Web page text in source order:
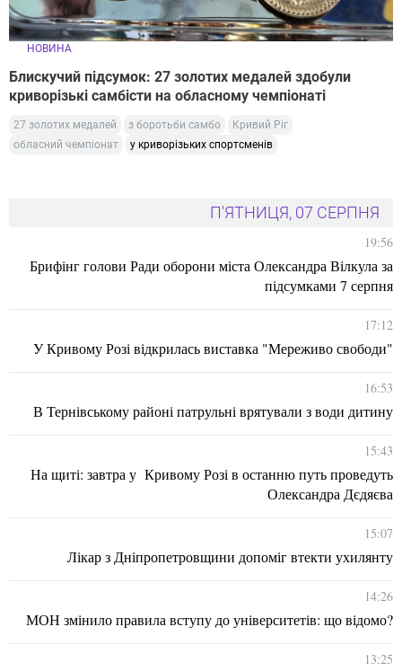
НОВИНА
Блискучий підсумок: 27 золотих медалей здобули
криворізькі самбісти на обласному чемпіонаті
27 золотих медалей з боротьби самбо
Кривий Ріг
обласний чемпіонат
у криворізьких спортсменів
П'ЯТНИЦЯ, 07 СЕРПНЯ
19:56
Брифінг голови Ради оборони міста Олександра Вілкула за
підсумками 7 серпня
17:12
У Кривому Розі відкрилась виставка "Мереживо свободи"
16:53
В Тернівському районі патрульні врятували з води дитину
15:43
На щиті: завтра у Кривому Розі в останню путь проведуть
Олександра Дєдяєва
15:07
Лікар з Дніпропетровщини допоміг втекти ухилянту
14:26
МОН змінило правила вступу до університетів: що відомо?
13:25